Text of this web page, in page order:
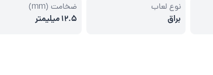
نوع لعاب
براق
ضخامت (mm)
12.5 میلیمتر